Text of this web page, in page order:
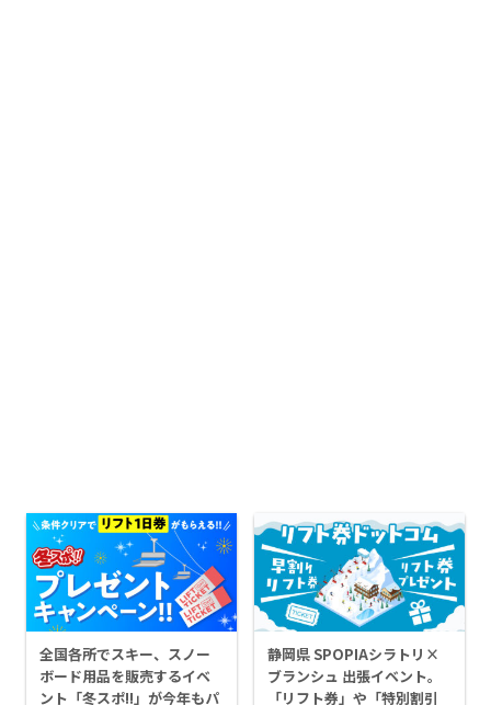
全国各所でスキー、スノー
ボード用品を販売するイベ
ント「冬スポ!!」が今年もパ
静岡県 SPOPIAシラトリ×
ブランシュ 出張イベント。
「リフト券」や「特別割引